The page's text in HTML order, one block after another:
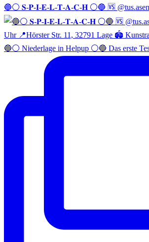
🔵⚪️ 𝐒-𝐏-𝐈-𝐄-𝐋-𝐓-𝐀-𝐂-𝐇 ⚪️🔵 🆚
🔵⚪️ Niederlage in Helpup ⚪️🔵 Das erste